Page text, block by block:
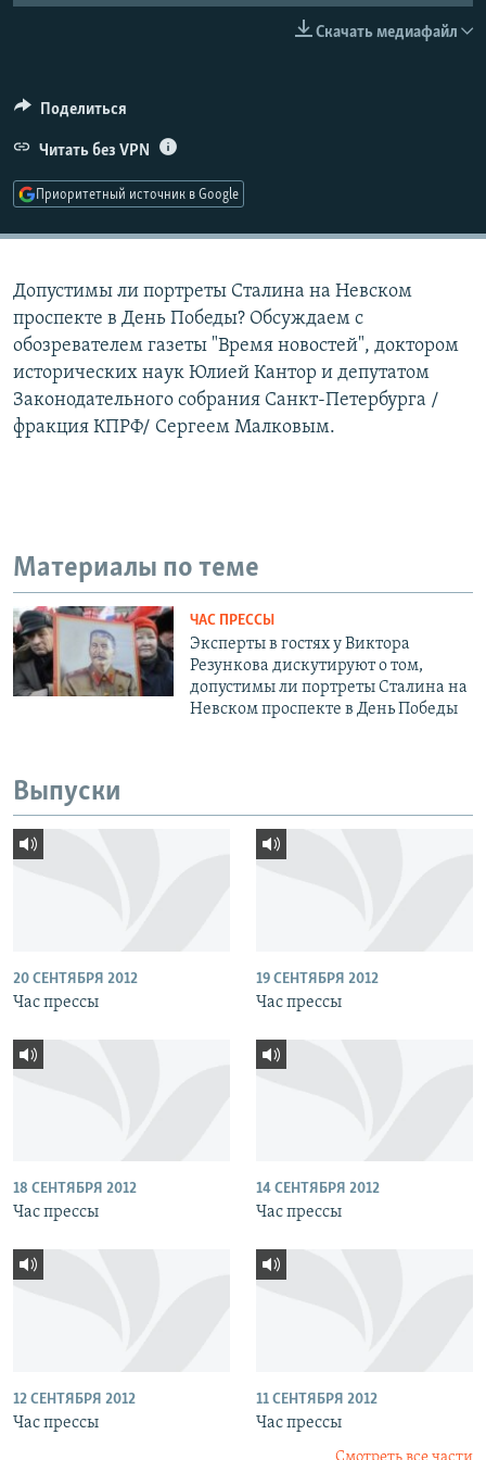
СОЦИАЛЬНЫЕ СЕТИ
Скачать медиафайл
Поделиться
Читать без VPN
Приоритетный источник в Google
Допустимы ли портреты Сталина на Невском
проспекте в День Победы? Обсуждаем с
обозревателем газеты "Время новостей", доктором
исторических наук Юлией Кантор и депутатом
Законодательного собрания Санкт-Петербурга /
фракция КПРФ/ Сергеем Малковым.
Материалы по теме
ЧАС ПРЕССЫ
Эксперты в гостях у Виктора
Резункова дискутируют о том,
допустимы ли портреты Сталина на
Невском проспекте в День Победы
Выпуски
20 СЕНТЯБРЯ 2012
Час прессы
19 СЕНТЯБРЯ 2012
Час прессы
18 СЕНТЯБРЯ 2012
Час прессы
14 СЕНТЯБРЯ 2012
Час прессы
12 СЕНТЯБРЯ 2012
Час прессы
11 СЕНТЯБРЯ 2012
Час прессы